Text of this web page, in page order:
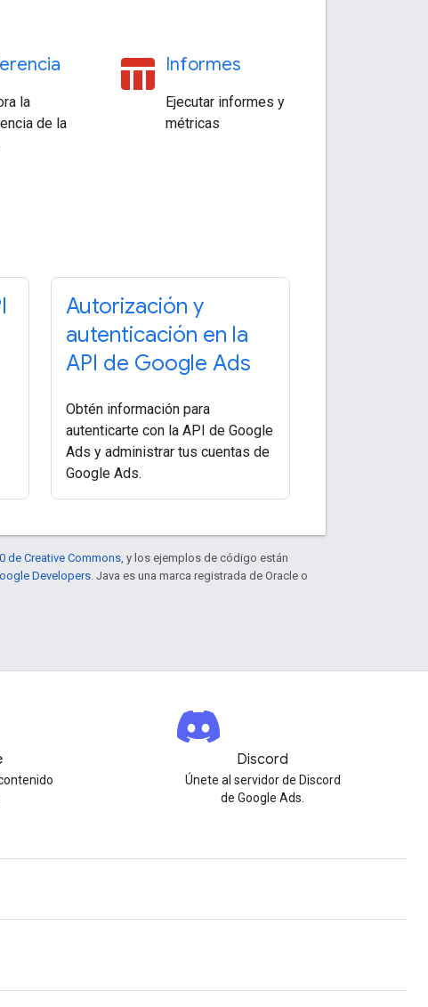
la
de la
table_chart Informes
Ejecutar informes y
métricas
Autorización y
autenticación en la
API de Google Ads
Obtén información para
autenticarte con la API de Google
Ads y administrar tus cuentas de
Google Ads.
de Creative Commons, y los ejemplos de código están
Developers. Java es una marca registrada de Oracle o
Discord
Únete al servidor de Discord
de Google Ads.